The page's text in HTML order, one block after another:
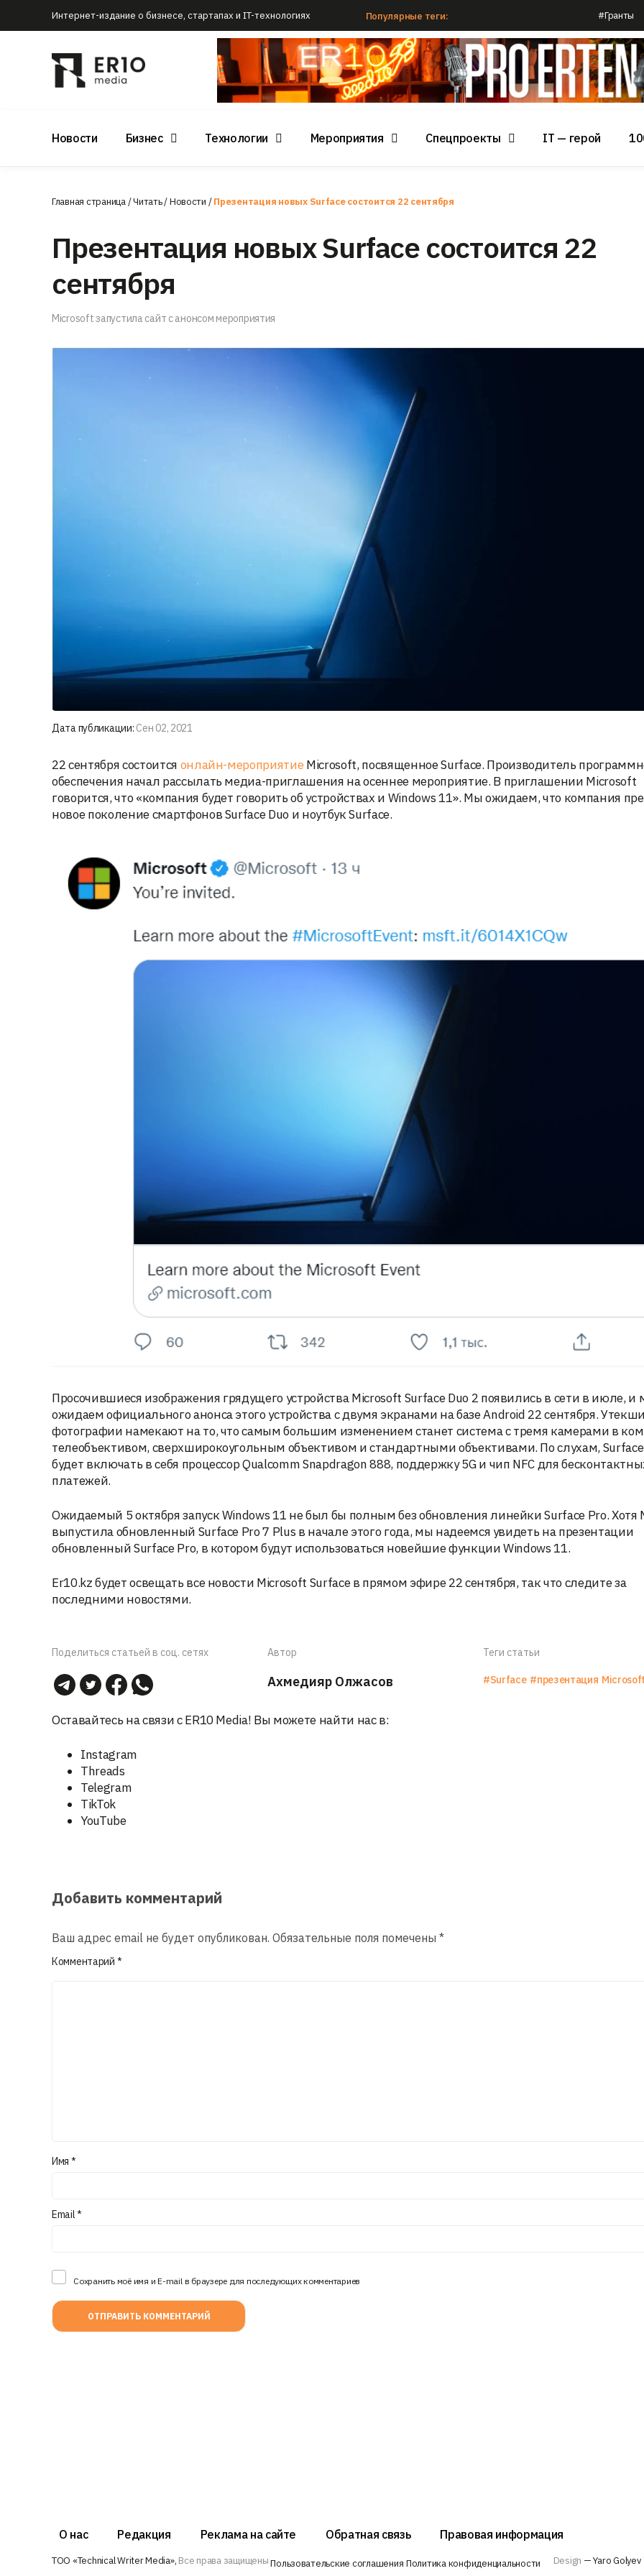
Интернет-издание о бизнесе, стартапах и IT-технологиях Популярные теги: #Гранты
Новости Бизнес Технологии Мероприятия Спецпроекты IT — герой
Главная страница/Читать/Новости /Презентация новых Surface состоится 22 сентября
Презентация новых Surface состоится 22
сентября
Microsoft запустила сайт с анонсом мероприятия
Дата публикации: Сен 02, 2021
22 сентября состоится онлайн-мероприятиеMicrosoft, посвященное Surface. Производитель
обеспечения начал рассылать медиа-приглашения на осеннее мероприятие. В приглашении Microsoft
говорится, что «компания будет говорить об устройствах и Windows 11». Мы ожидаем, что компания
новое поколение смартфонов Surface Duo и ноутбук Surface.
Просочившиеся изображения грядущего устройства Microsoft Surface Duo 2 появились в сети в июле, и
ожидаем официального анонса этого устройства с двумя экранами на базе Android 22 сентября.
фотографии намекают на то, что самым большим изменением станет система с тремя камерами в
телеобъективом, сверхширокоугольным объективом и стандартными объективами. По слухам, Surface
будет включать в себя процессор Qualcomm Snapdragon 888, поддержку 5G и чип NFC для
платежей.
Ожидаемый 5 октября запуск Windows 11 не был бы полным без обновления линейки Surface Pro. Хотя
выпустила обновленный Surface Pro 7 Plus в начале этого года, мы надеемся увидеть на презентации
обновленный Surface Pro, в котором будут использоваться новейшие функции Windows 11.
Er10.kz будет освещать все новости Microsoft Surface в прямом эфире 22 сентября, так что следите за
последними новостями.
Поделиться статьей в соц. сетях Автор
Ахмедияр Олжасов
Теги статьи
#Surface #презентация Microsoft
Оставайтесь на связи с ER10 Media! Вы можете найти нас в:
Instagram
Threads
Telegram
TikTok
YouTube
Добавить комментарий
Ваш адрес email не будет опубликован. Обязательные поля помечены *
Комментарий *
Имя *
Email*
Сохранить моё имя и E-mail в браузере для последующих комментариев
О нас Редакция Реклама на сайте Обратная связь Правовая информация
ТОО «Technical Writer Media», Все права защищеныПользовательские соглашения Политика конфиденциальности Design — Yaro Golyev